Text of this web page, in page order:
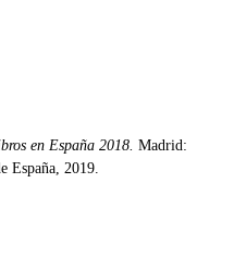
en España 2018. Madrid:
España, 2019.